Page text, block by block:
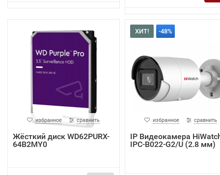
избранное сравнить
Жёсткий диск WD62PURX-
64B2MY0
ХИТ! -48%
избранное сравнить
IP Видеокамера
IPC-B022-G2/U (2.8 мм)